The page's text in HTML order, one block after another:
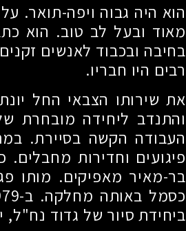
הוא היה גבוה ויפה-תואר.
מאוד ובעל לב טוב. הוא
בחיבה ובכבוד לאנשים
רבים היו חבריו.
את שירותו הצבאי החל
והתנדב ליחידה מובחרת
העבודה הקשה בסיירת.
פיגועים וחדירות
בר-מאיר מאפיקים. מותו
כסמל באותה מחלקה. ב-
ביחידת סיור של גדוד